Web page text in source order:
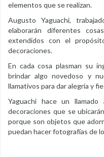
elementos que se realizan.
Augusto Yaguachi,
elaborarán diferentes
extendidos con el
decoraciones.
En cada cosa plasman su
brindar algo novedoso y
llamativos para dar alegría y
Yaguachi hace un
decoraciones que se
porque son objetos que
puedan hacer fotografías de